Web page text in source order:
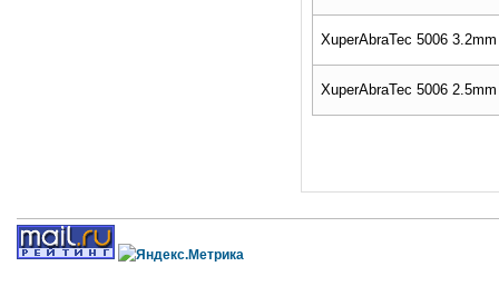
XuperAbraTec 5006 3.2mm
XuperAbraTec 5006 2.5mm